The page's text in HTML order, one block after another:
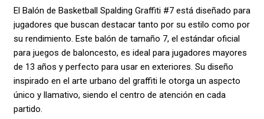
El Balón de Basketball Spalding Graffiti #7 está diseñado para
jugadores que buscan destacar tanto por su estilo como por
su rendimiento. Este balón de tamaño 7, el estándar oficial
para juegos de baloncesto, es ideal para jugadores mayores
de 13 años y perfecto para usar en exteriores. Su diseño
inspirado en el arte urbano del graffiti le otorga un aspecto
único y llamativo, siendo el centro de atención en cada
partido.